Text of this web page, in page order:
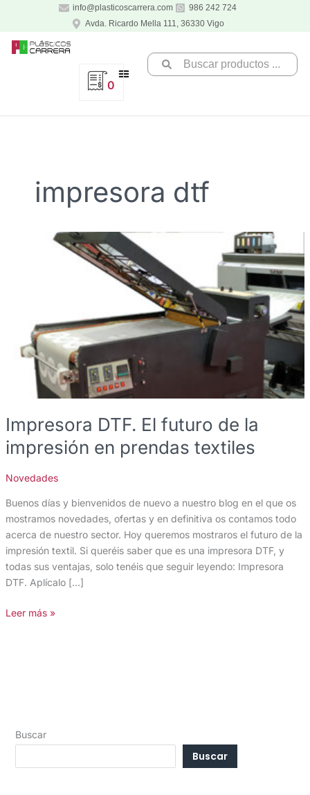
contenido
info@plasticoscarrera.com
986 242 724
Avda. Ricardo Mella 111, 36330 Vigo
Search
...
0
impresora dtf
Impresora DTF. El futuro de la
impresión en prendas textiles
Novedades
Buenos días y bienvenidos de nuevo a nuestro blog en el que os
mostramos novedades, ofertas y en definitiva os contamos todo
acerca de nuestro sector. Hoy queremos mostraros el futuro de la
impresión textil. Si queréis saber que es una impresora DTF, y
todas sus ventajas, solo tenéis que seguir leyendo: Impresora
DTF. Aplícalo […]
impresión
prendas
textiles
Leer más »
Buscar
Buscar